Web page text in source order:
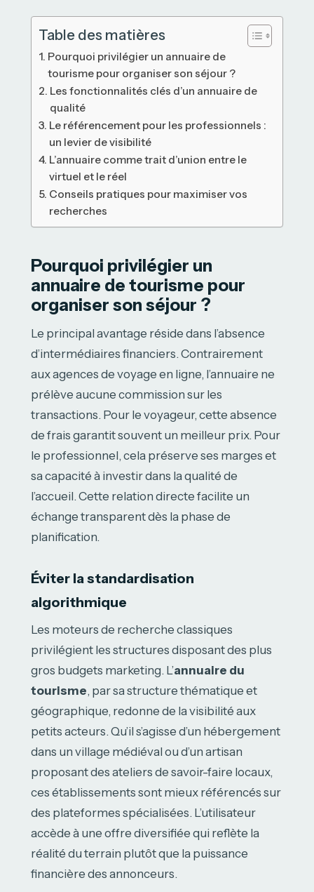
Table des matières
Pourquoi privilégier un annuaire de
tourisme pour organiser son séjour ?
Les fonctionnalités clés d’un annuaire de
qualité
Le référencement pour les professionnels :
un levier de visibilité
L’annuaire comme trait d’union entre le
virtuel et le réel
Conseils pratiques pour maximiser vos
recherches
Pourquoi privilégier un
annuaire de tourisme pour
organiser son séjour ?
Le principal avantage réside dans l’absence
d’intermédiaires financiers. Contrairement
aux agences de voyage en ligne, l’annuaire ne
prélève aucune commission sur les
transactions. Pour le voyageur, cette absence
de frais garantit souvent un meilleur prix. Pour
le professionnel, cela préserve ses marges et
sa capacité à investir dans la qualité de
l’accueil. Cette relation directe facilite un
échange transparent dès la phase de
planification.
Éviter la standardisation
algorithmique
Les moteurs de recherche classiques
privilégient les structures disposant des plus
gros budgets marketing. L’annuaire du
tourisme, par sa structure thématique et
géographique, redonne de la visibilité aux
petits acteurs. Qu’il s’agisse d’un hébergement
dans un village médiéval ou d’un artisan
proposant des ateliers de savoir-faire locaux,
ces établissements sont mieux référencés sur
des plateformes spécialisées. L’utilisateur
accède à une offre diversifiée qui reflète la
réalité du terrain plutôt que la puissance
financière des annonceurs.